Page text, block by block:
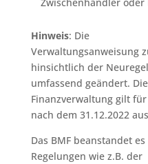
Hinweis: Die
Verwaltungsanweisung
hinsichtlich der
umfassend geändert.
Finanzverwaltung gilt
nach dem 31.12.2022
Das BMF beanstandet
Regelungen wie z.B. der